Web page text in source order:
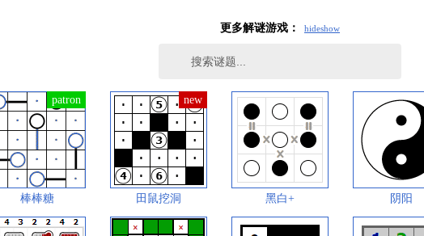
更多解谜游戏： hideshow
棒棒糖 田鼠挖洞 黑白+ 阴阳